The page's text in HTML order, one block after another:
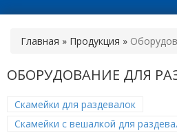
Главная » Продукция »
ОБОРУДОВАНИЕ ДЛЯ
Скамейки для раздевалок
Скамейки с вешалкой для